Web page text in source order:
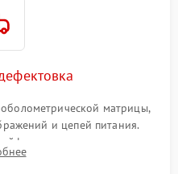
матрицы,
и цепей питания.
модуля памяти и
SMD-компонентов